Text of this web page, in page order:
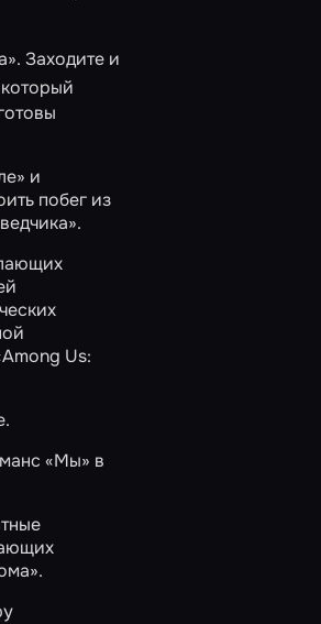
. Заходите и
и
побег из
.
Us:
«Мы» в
.